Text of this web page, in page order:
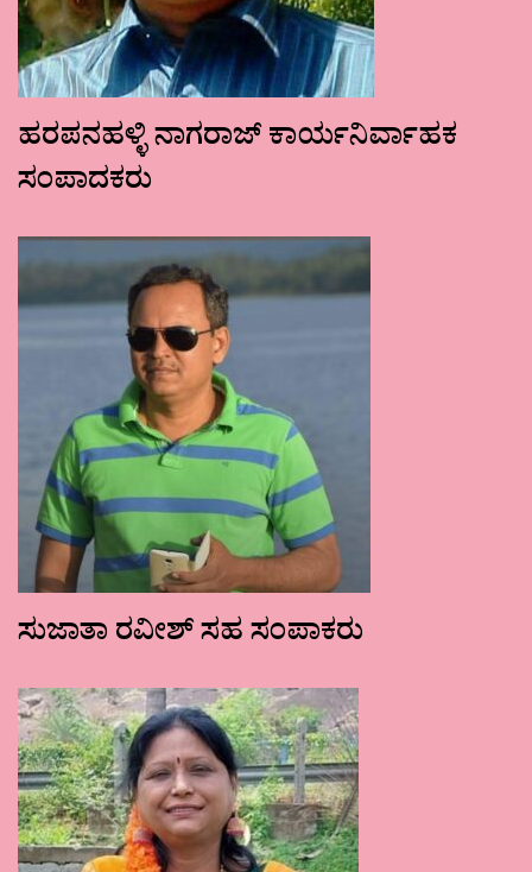
ಹರಪನಹಳ್ಳಿ ನಾಗರಾಜ್ ಕಾರ್ಯನಿರ್ವಾಹಕ
ಸಂಪಾದಕರು
ಸುಜಾತಾ ರವೀಶ್ ಸಹ ಸಂಪಾಕರು